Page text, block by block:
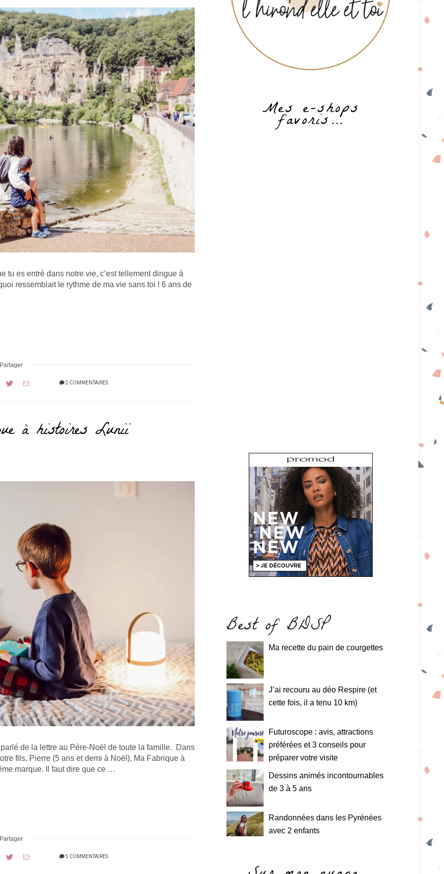
tu es entré dans notre vie, c’est tellement dingue à
ressemblait le rythme de ma vie sans toi ! 6 ans de
Partager
2 COMMENTAIRES
à histoires Lunii
de la lettre au Père-Noël de toute la famille. Dans
fils, Pierre (5 ans et demi à Noël), Ma Fabrique à
marque. Il faut dire que ce …
Partager
5 COMMENTAIRES
Mes e-shops
favoris…
Best of BDSP
Ma recette du pain de courgettes
J’ai recouru au déo Respire (et
cette fois, il a tenu 10 km)
Futuroscope : avis, attractions
préférées et 3 conseils pour
préparer votre visite
Dessins animés incontournables
de 3 à 5 ans
Randonnées dans les Pyrénées
avec 2 enfants